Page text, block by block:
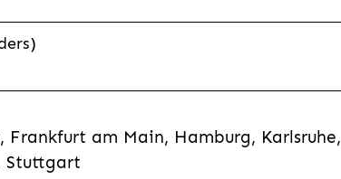
Frankfurt am Main, Hamburg, Karlsruhe,
Stuttgart